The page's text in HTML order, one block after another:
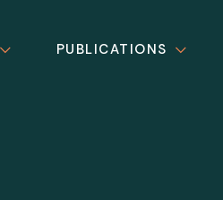
PUBLICATIONS